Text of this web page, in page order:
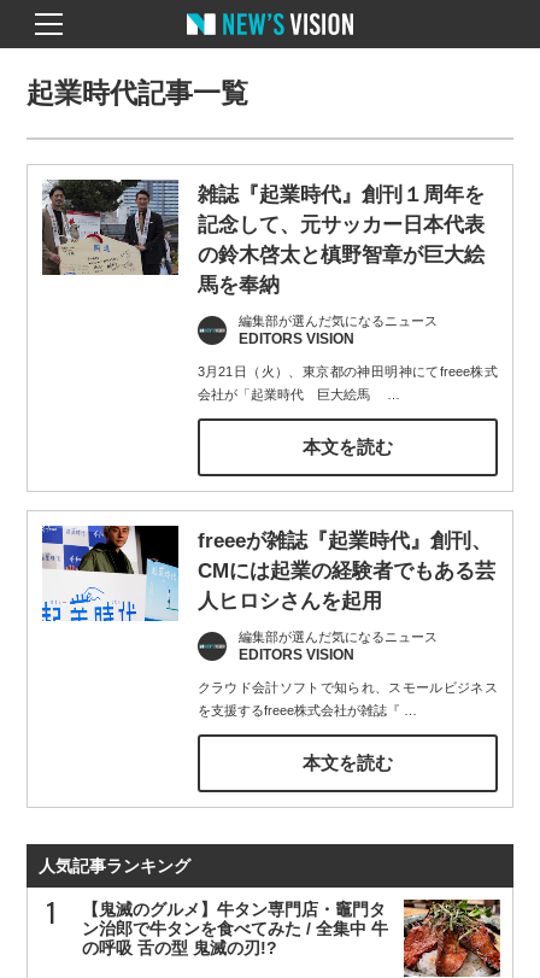
起業時代記事一覧
雑誌『起業時代』創刊１周年を
記念して、元サッカー日本代表
の鈴木啓太と槙野智章が巨大絵
馬を奉納
編集部が選んだ気になるニュース
EDITORS VISION
3月21日（火）、東京都の神田明神にてfreee株式
会社が「起業時代 巨大絵馬
本文を読む
freeeが雑誌『起業時代』創刊、
CMには起業の経験者でもある芸
人ヒロシさんを起用
編集部が選んだ気になるニュース
EDITORS VISION
クラウド会計ソフトで知られ、スモールビジネス
を支援するfreee株式会社が雑誌『
本文を読む
人気記事ランキング
【鬼滅のグルメ】牛タン専門店・竈門タ
ン治郎で牛タンを食べてみた / 全集中 牛
の呼吸 舌の型 鬼滅の刃!?